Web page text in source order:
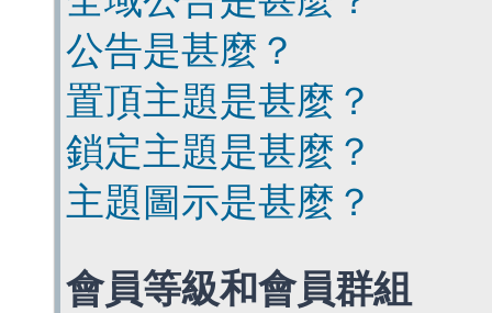
公告是甚麼？
置頂主題是甚麼？
鎖定主題是甚麼？
主題圖示是甚麼？
會員等級和會員群組